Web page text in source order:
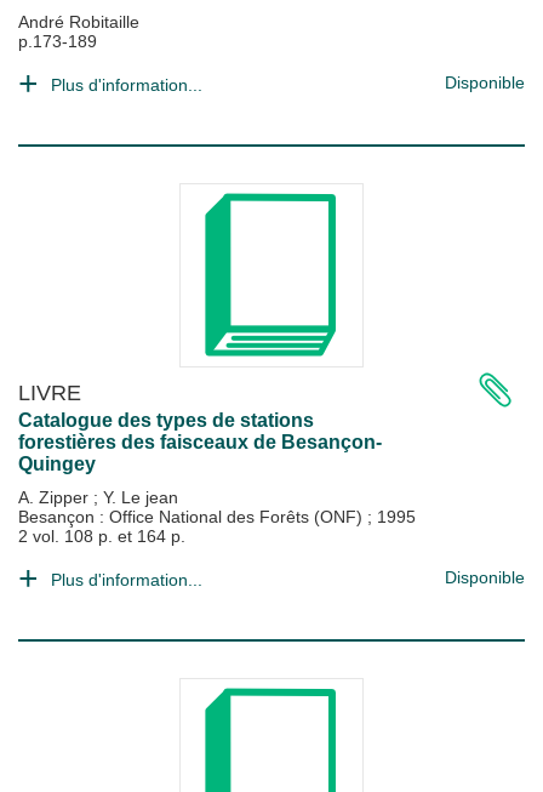
André Robitaille
p.173-189
Plus d'information... Disponible
LIVRE
Catalogue des types de stations
forestières des faisceaux de Besançon-
Quingey
A. Zipper ; Y. Le jean
Besançon : Office National des Forêts (ONF) ; 1995
2 vol. 108 p. et 164 p.
Plus d'information... Disponible